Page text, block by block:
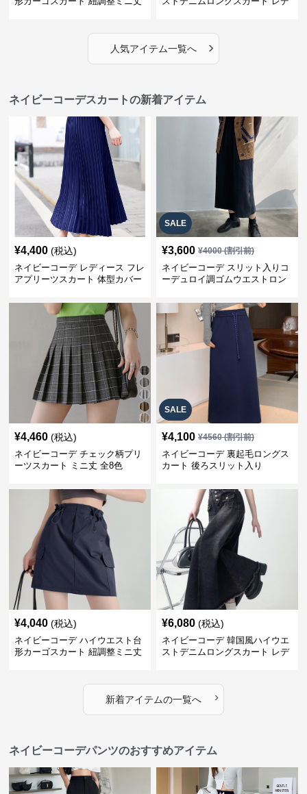
人気アイテム一覧へ ›
ネイビーコーデスカートの新着アイテム
¥4,400 (税込)
ネイビーコーデ レディース フレ
アプリーツスカート 体型カバー
ト
SALE
¥3,600 ¥4000(割引前)
ネイビーコーデ スリット入りコ
ーデュロイ調ゴムウエストロン
¥4,460 (税込)
ネイビーコーデ チェック柄プリ
ーツスカート ミニ丈 全8色
SALE
¥4,100 ¥4560(割引前)
ネイビーコーデ 裏起毛ロングス
カート 後ろスリット入り
¥4,040 (税込)
ネイビーコーデ ハイウエスト台
形カーゴスカート 紐調整ミニ丈
¥6,080 (税込)
ネイビーコーデ 韓国風ハイウエ
ストデニムロングスカート レデ
新着アイテムの一覧へ ›
ネイビーコーデパンツのおすすめアイテム